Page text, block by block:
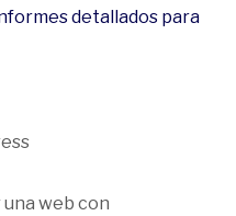
detallados para
una web con